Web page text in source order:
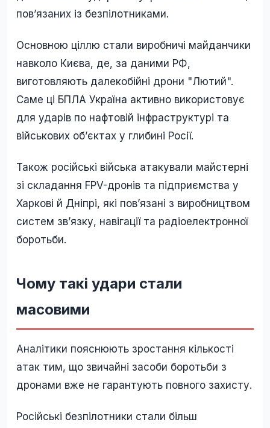
пов’язаних із безпілотниками.
Основною ціллю стали виробничі майданчики
навколо Києва, де, за даними РФ,
виготовляють далекобійні дрони "Лютий".
Саме ці БПЛА Україна активно використовує
для ударів по нафтовій інфраструктурі та
військових об’єктах у глибині Росії.
Також російські війська атакували майстерні
зі складання FPV-дронів та підприємства у
Харкові й Дніпрі, які пов’язані з виробництвом
систем зв’язку, навігації та радіоелектронної
боротьби.
Чому такі удари стали
масовими
Аналітики пояснюють зростання кількості
атак тим, що звичайні засоби боротьби з
дронами вже не гарантують повного захисту.
Російські безпілотники стали більш